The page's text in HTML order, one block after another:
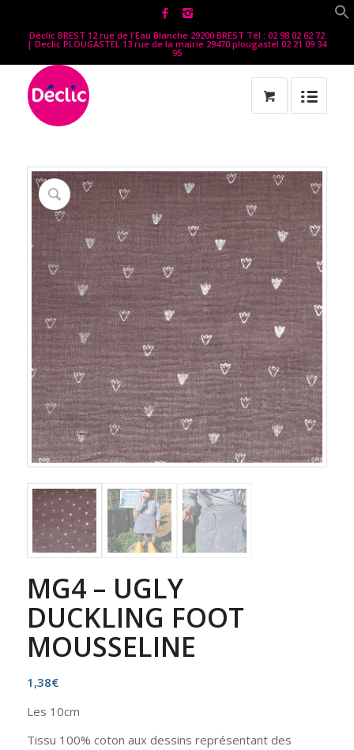
Déclic BREST 12 rue de l'Eau Blanche 29200 BREST Tél : 02 98 02 62 72
| Declic PLOUGASTEL 13 rue de la mairie 29470 plougastel 02 21 09 34
95
MG4 – UGLY
DUCKLING FOOT
MOUSSELINE
1,38€
Les 10cm
Tissu 100% coton aux dessins représentant des